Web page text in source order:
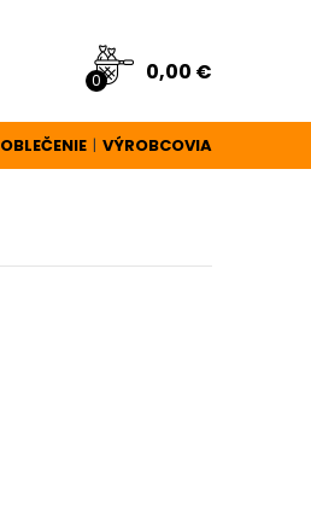
0 0,00 €
OBLEČENIE | VÝROBCOVIA